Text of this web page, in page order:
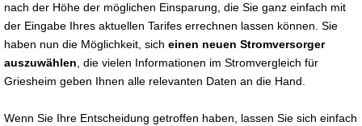
nach der Höhe der möglichen Einsparung, die Sie ganz einfach mit
der Eingabe Ihres aktuellen Tarifes errechnen lassen können. Sie
haben nun die Möglichkeit, sich einen neuen Stromversorger
auszuwählen , die vielen Informationen im Stromvergleich für
Griesheim geben Ihnen alle relevanten Daten an die Hand.
Wenn Sie Ihre Entscheidung getroffen haben, lassen Sie sich einfach